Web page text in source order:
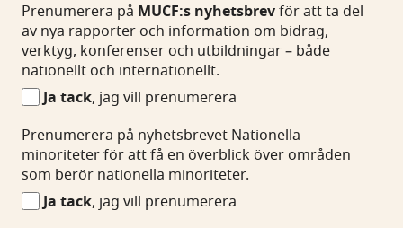
Prenumerera
på
MUCF:s
nyhetsbrev
Prenumerera på MUCF:s nyhetsbrevför att ta del
av nya rapporter och information om bidrag,
verktyg, konferenser och utbildningar – både
nationellt och internationellt.
Ja tack, jag vill prenumerera
Prenumerera
på
nyhetsbrevet
Nationella
minoriteter
Prenumerera på nyhetsbrevet Nationella
minoriteter för att få en överblick över områden
som berör nationella minoriteter.
Ja tack, jag vill prenumerera